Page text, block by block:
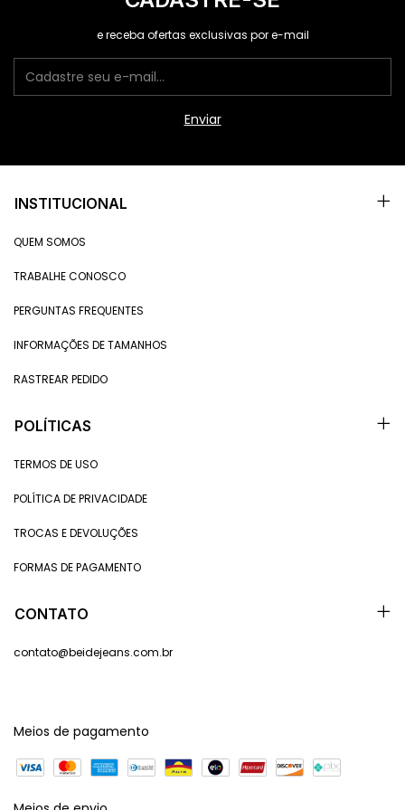
e receba ofertas exclusivas por e-mail
INSTITUCIONAL
QUEM SOMOS
TRABALHE CONOSCO
PERGUNTAS FREQUENTES
INFORMAÇÕES DE TAMANHOS
RASTREAR PEDIDO
POLÍTICAS
TERMOS DE USO
POLÍTICA DE PRIVACIDADE
TROCAS E DEVOLUÇÕES
FORMAS DE PAGAMENTO
CONTATO
contato@beidejeans.com.br
Meios de pagamento